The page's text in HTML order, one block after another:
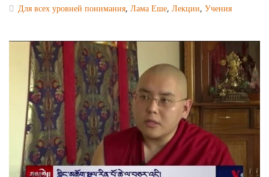
Для всех уровней понимания, Лама Еше, Лекции, Учения